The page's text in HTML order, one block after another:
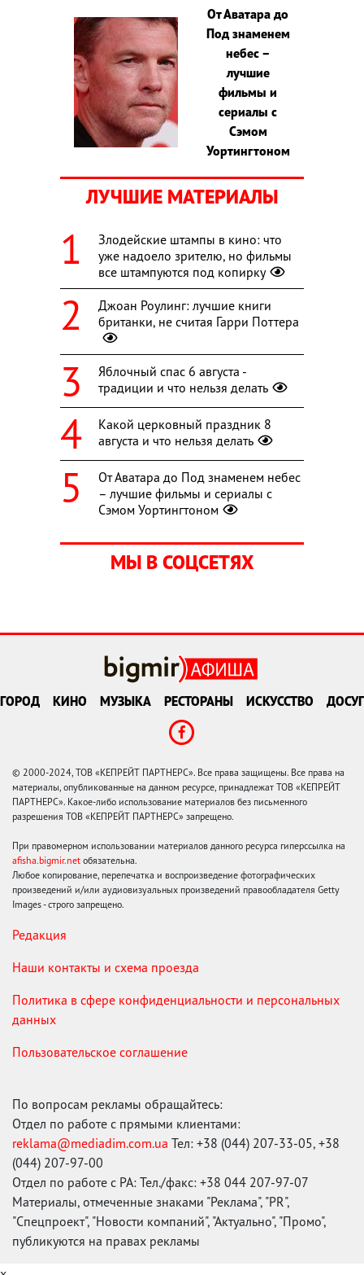
От Аватара до
Под знаменем
небес –
лучшие
фильмы и
сериалы с
Сэмом
Уортингтоном
ЛУЧШИЕ МАТЕРИАЛЫ
Злодейские штампы в кино: что
уже надоело зрителю, но фильмы
все штампуются под копирку
Джоан Роулинг: лучшие книги
британки, не считая Гарри Поттера
Яблочный спас 6 августа -
традиции и что нельзя делать
Какой церковный праздник 8
августа и что нельзя делать
От Аватара до Под знаменем небес
– лучшие фильмы и сериалы с
Сэмом Уортингтоном
МЫ В СОЦСЕТЯХ
ГОРОД КИНО МУЗЫКА РЕСТОРАНЫ ИСКУССТВО ДОСУГ
© 2000-2024, ТОВ «КЕПРЕЙТ ПАРТНЕРС». Все права защищены. Все права на
материалы, опубликованные на данном ресурсе, принадлежат ТОВ «КЕПРЕЙТ
ПАРТНЕРС». Какое-либо использование материалов без письменного
разрешения ТОВ «КЕПРЕЙТ ПАРТНЕРС» запрещено.
При правомерном использовании материалов данного ресурса гиперссылка на
afisha.bigmir.net обязательна.
Любое копирование, перепечатка и воспроизведение фотографических
произведений и/или аудиовизуальных произведений правообладателя Getty
Images - строго запрещено.
Редакция
Наши контакты и схема проезда
Политика в сфере конфиденциальности и персональных
данных
Пользовательское соглашение
По вопросам рекламы обращайтесь:
Отдел по работе с прямыми клиентами:
reklama@mediadim.com.ua Тел: +38 (044) 207-33-05, +38
(044) 207-97-00
Отдел по работе с РА: Тел./факс: +38 044 207-97-07
Материалы, отмеченные знаками "Реклама", "PR",
"Спецпроект", "Новости компаний", "Актуально", "Промо",
публикуются на правах рекламы